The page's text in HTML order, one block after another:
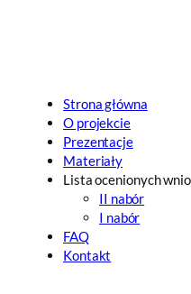
Strona główna
O projekcie
Prezentacje
Materiały
Lista ocenionych
II nabór
I nabór
FAQ
Kontakt